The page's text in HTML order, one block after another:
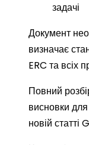
задачі
Документ
визначає
ERC та всіх
Повний
висновки
новій